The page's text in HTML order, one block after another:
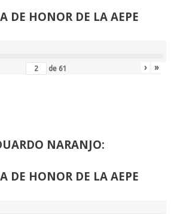
DE HONOR DE LA AEPE
de 61 › »
NARANJO:
DE HONOR DE LA AEPE